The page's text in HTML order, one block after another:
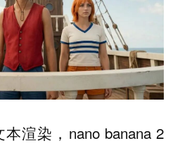
渲染，nano banana 2